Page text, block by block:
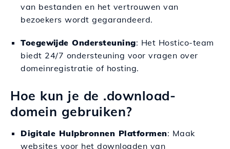
van bestanden en het vertrouwen van
bezoekers wordt gegarandeerd.
Toegewijde Ondersteuning: Het Hostico-team
biedt 24/7 ondersteuning voor vragen over
domeinregistratie of hosting.
Hoe kun je de .download-
domein gebruiken?
Digitale Hulpbronnen Platformen: Maak
websites voor het downloaden van